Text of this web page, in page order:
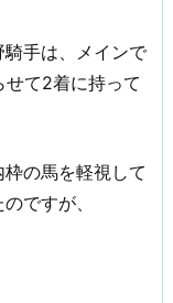
手は、メインで
せて2着に持って
の馬を軽視して
ですが、